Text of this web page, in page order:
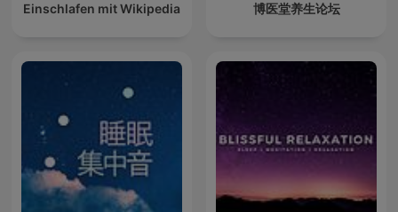
Einschlafen mit Wikipedia 博医堂养生论坛